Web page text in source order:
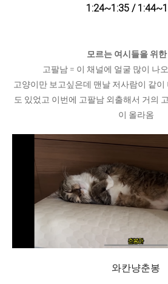
1:24~1:35 /
모르는 여시들을 위
고팔남 = 이 채널에 얼굴 많이 나
고양이만 보고싶은데 맨날 저사람이 같
도 있었고 이번에 고팔남 외출해서 거의
이 올라옴
와칸냥춘봉